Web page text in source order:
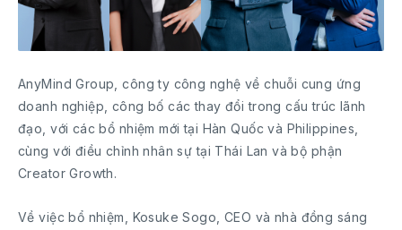
AnyMind Group, công ty công nghệ về chuỗi cung ứng
doanh nghiệp, công bố các thay đổi trong cấu trúc lãnh
đạo, với các bổ nhiệm mới tại Hàn Quốc và Philippines,
cùng với điều chỉnh nhân sự tại Thái Lan và bộ phận
Creator Growth.
Về việc bổ nhiệm, Kosuke Sogo, CEO và nhà đồng sáng